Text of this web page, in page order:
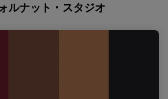
ルナット・スタジオ